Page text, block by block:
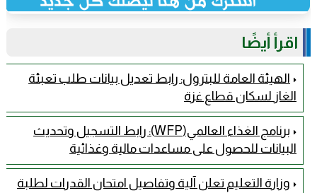
اقرأ أيضًا
الهيئة العامة للبترول: رابط تعديل بيانات طلب تعبئة
الغاز لسكان قطاع غزة
برنامج الغذاء العالمي(WFP): رابط التسجيل وتحديث
البيانات للحصول على مساعدات مالية وغذائية
وزارة التعليم تعلن آلية وتفاصيل امتحان القدرات لطلبة